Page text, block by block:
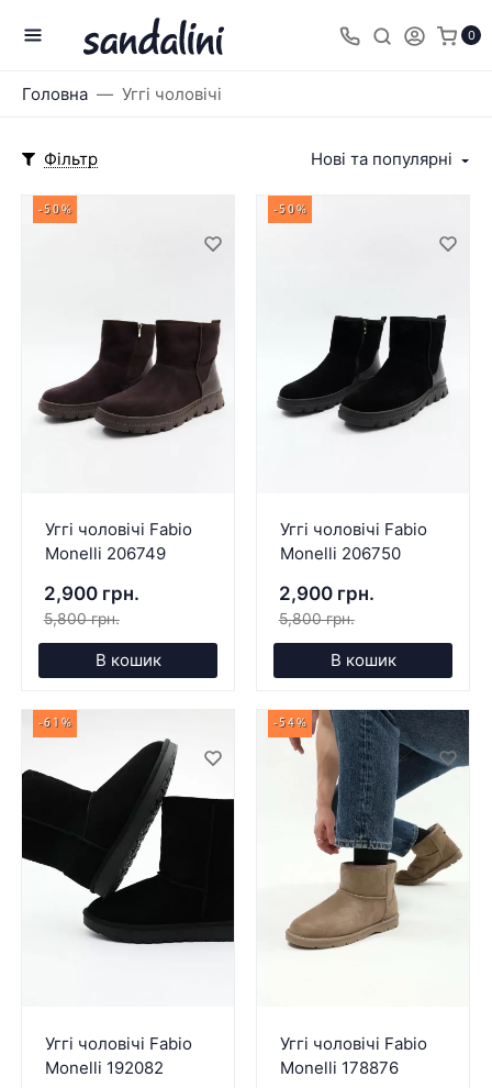
0
Головна Уггі чоловічі
Фільтр Нові та популярні
-50%
Уггі чоловічі Fabio
Monelli 206749
2,900 грн.
5,800 грн.
В кошик
-50%
Уггі чоловічі Fabio
Monelli 206750
2,900 грн.
5,800 грн.
В кошик
-61%
Уггі чоловічі Fabio
Monelli 192082
-54%
Уггі чоловічі Fabio
Monelli 178876